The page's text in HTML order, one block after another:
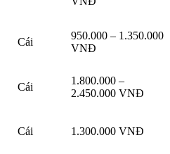
Cái
950.000 – 1.350.000
VNĐ
Cái
1.800.000 –
2.450.000 VNĐ
Cái 1.300.000 VNĐ